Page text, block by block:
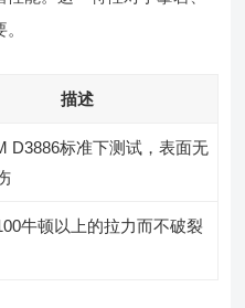
描述
D3886标准下测试，表面无
牛顿以上的拉力而不破裂